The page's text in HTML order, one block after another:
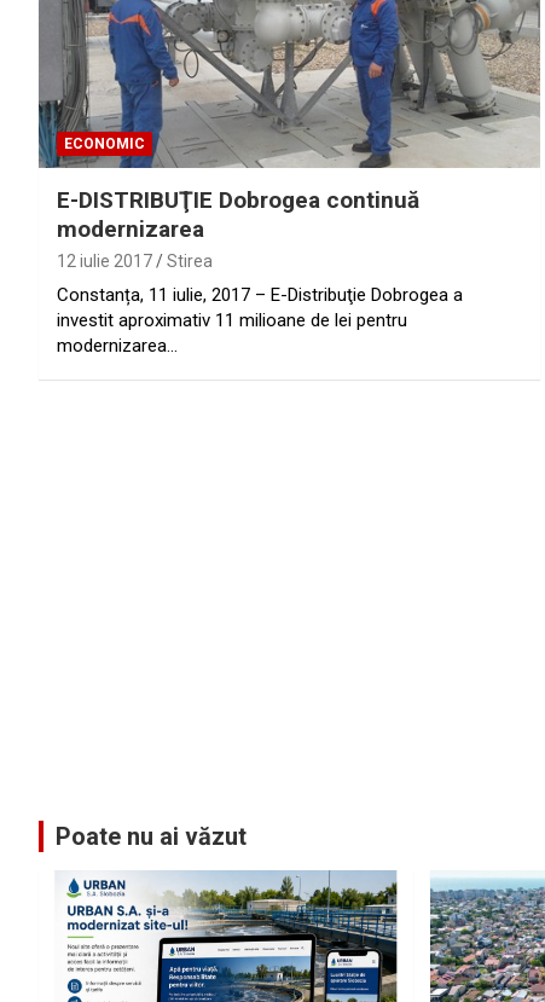
ECONOMIC
E-DISTRIBUŢIE Dobrogea continuă
modernizarea
12 iulie 2017 Stirea
Constanța, 11 iulie, 2017 – E-Distribuţie Dobrogea a
investit aproximativ 11 milioane de lei pentru
modernizarea…
Poate nu ai văzut